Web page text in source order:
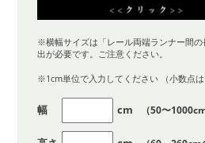
※横幅サイズは「レール両端ランナー間の
出が必要です。ご注意ください。
※1cm単位で入力してください （小数点は
幅 cm （50〜